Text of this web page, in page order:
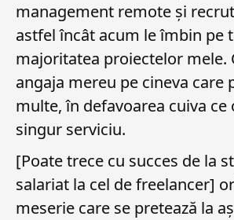
management remote și
astfel încât acum le îmbin pe
majoritatea proiectelor mele.
angaja mereu pe cineva care
multe, în defavoarea cuiva ce
singur serviciu.
[Poate trece cu succes de la
salariat la cel de freelancer]
meserie care se pretează la